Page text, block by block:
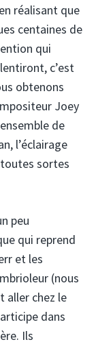
réalisant que
centaines de
qui
c’est
obtenons
Joey
de
l’éclairage
sortes
peu
qui reprend
et les
(nous
aller chez le
dans
Ils